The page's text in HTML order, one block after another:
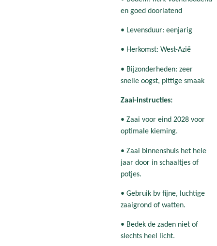
en goed doorlatend
• Levensduur: eenjarig
• Herkomst: West-Azië
• Bijzonderheden: zeer
snelle oogst, pittige smaak
Zaai-instructies:
• Zaai voor eind 2028 voor
optimale kieming.
• Zaai binnenshuis het hele
jaar door in schaaltjes of
potjes.
• Gebruik bv fijne, luchtige
zaaigrond of watten.
• Bedek de zaden niet of
slechts heel licht.